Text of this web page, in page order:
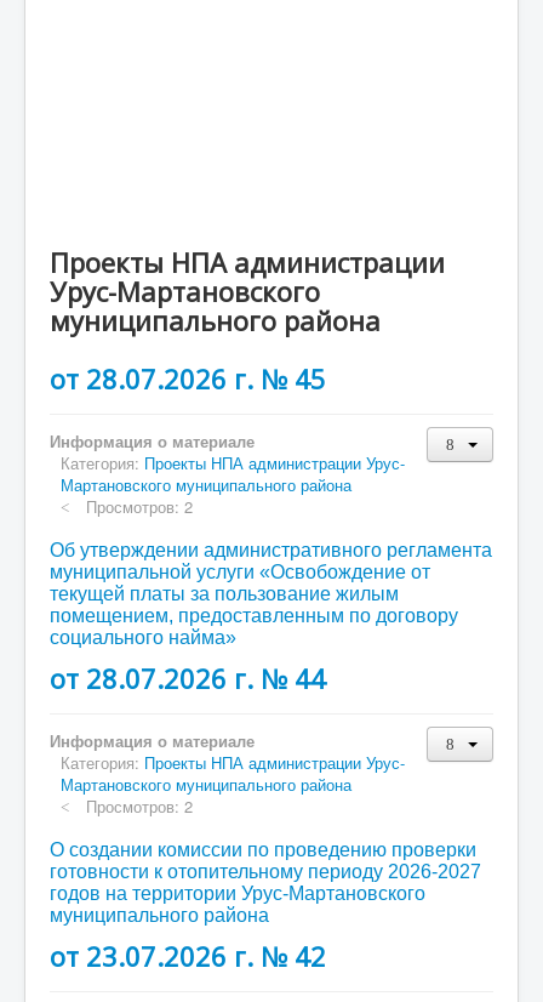
ОРВ
Объявления
Проекты НПА администрации
Урус-Мартановского
муниципального района
от 28.07.2026 г. № 45
Информация о материале
Категория: Проекты НПА администрации Урус-
Мартановского муниципального района
Просмотров: 2
Об утверждении административного регламента
муниципальной услуги «Освобождение от
текущей платы за пользование жилым
помещением, предоставленным по договору
социального найма»
от 28.07.2026 г. № 44
Информация о материале
Категория: Проекты НПА администрации Урус-
Мартановского муниципального района
Просмотров: 2
О создании комиссии по проведению проверки
готовности к отопительному периоду 2026-2027
годов на территории Урус-Мартановского
муниципального района
от 23.07.2026 г. № 42